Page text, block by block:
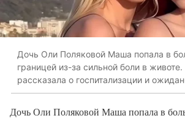
Дочь Оли Поляковой Маша попала в
границей из-за сильной боли в
рассказала о госпитализации и
Дочь Оли Поляковой Маша попала в